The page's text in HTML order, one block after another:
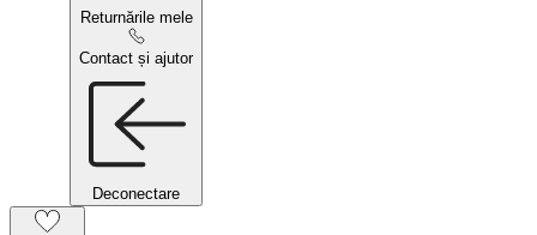
Returnările mele
Contact și ajutor
Deconectare